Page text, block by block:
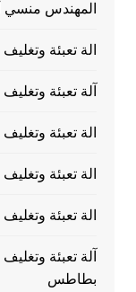
المهندس منسي
الة تعبئة
آلة تعبئة
الة تعبئة وتغليف
الة تعبئة
الة تعبئة
آلة تعبئة
بطاطس